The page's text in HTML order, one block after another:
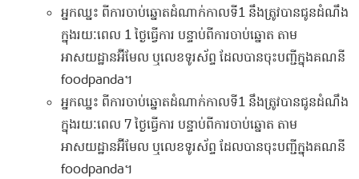
អ្នកឈ្នះ ពីការចាប់ឆ្នោតដំណាក់កាលទី1 នឹងត្រូវបានជូនដំណឹង
ក្នុងរយៈពេល 1 ថ្ងៃធ្វើការ បន្ទាប់ពីការចាប់ឆ្នោត តាម
អាសយដ្ឋានអ៊ីមែល ឬលេខទូរស័ព្ទ ដែលបានចុះបញ្ជីក្នុងគណនី
foodpanda។
អ្នកឈ្នះ ពីការចាប់ឆ្នោតដំណាក់កាលទី1 នឹងត្រូវបានជូនដំណឹង
ក្នុងរយៈពេល 7 ថ្ងៃធ្វើការ បន្ទាប់ពីការចាប់ឆ្នោត តាម
អាសយដ្ឋានអ៊ីមែល ឬលេខទូរស័ព្ទ ដែលបានចុះបញ្ជីក្នុងគណនី
foodpanda។